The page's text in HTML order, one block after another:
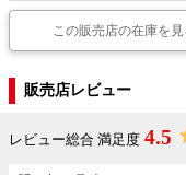
この販売店の在庫を見
販売店レビュー
レビュー総合 満足度 4.5